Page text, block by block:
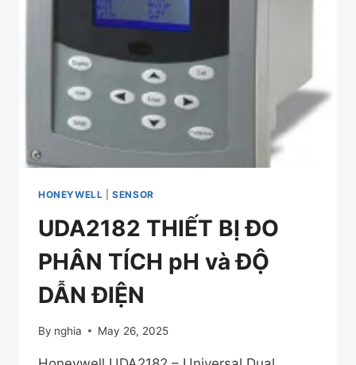
HONEYWELL |SENSOR
UDA2182 THIẾT BỊ ĐO
PHÂN TÍCH pH và ĐỘ
DẪN ĐIỆN
By nghia May 26, 2025